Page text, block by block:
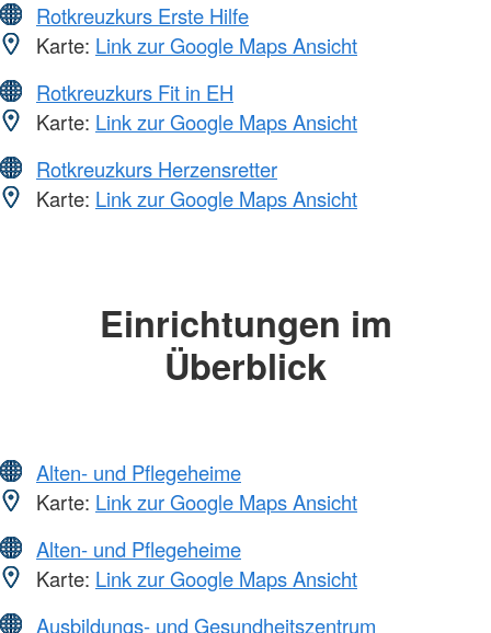
Rotkreuzkurs Erste Hilfe
Karte: Link zur Google Maps Ansicht
Rotkreuzkurs Fit in EH
Karte: Link zur Google Maps Ansicht
Rotkreuzkurs Herzensretter
Karte: Link zur Google Maps Ansicht
Einrichtungen im
Überblick
Alten- und Pflegeheime
Karte: Link zur Google Maps Ansicht
Alten- und Pflegeheime
Karte: Link zur Google Maps Ansicht
Ausbildungs- und Gesundheitszentrum